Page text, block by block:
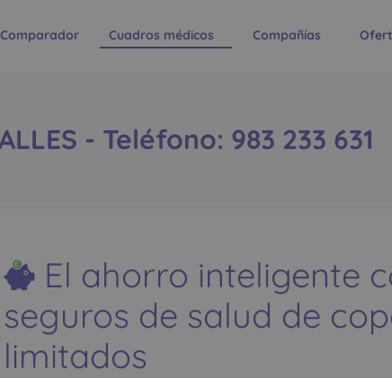
Comparador Cuadros médicos Compañías
- Teléfono: 983 233 631
El ahorro inteligente
seguros de salud de
limitados